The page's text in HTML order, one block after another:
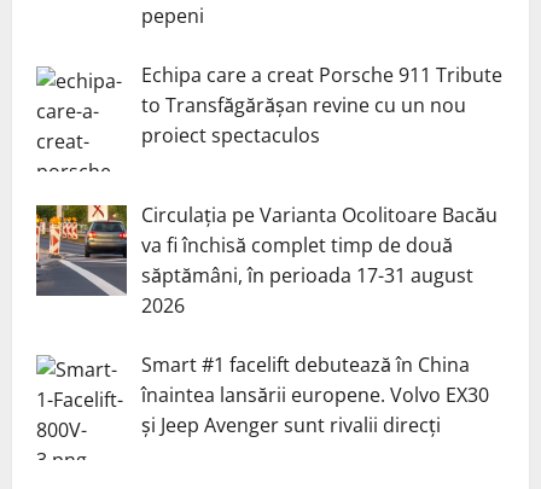
pepeni
Echipa care a creat Porsche 911 Tribute
to Transfăgărășan revine cu un nou
proiect spectaculos
Circulația pe Varianta Ocolitoare Bacău
va fi închisă complet timp de două
săptămâni, în perioada 17-31 august
2026
Smart #1 facelift debutează în China
înaintea lansării europene. Volvo EX30
și Jeep Avenger sunt rivalii direcți